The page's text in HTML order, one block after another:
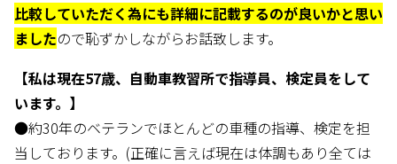
比較していただく為にも詳細に記載するのが良いかと思い
ましたので恥ずかしながらお話致します。
【私は現在57歳、自動車教習所で指導員、検定員をして
います。】
●約30年のベテランでほとんどの車種の指導、検定を担
当しております。(正確に言えば現在は体調もあり全ては